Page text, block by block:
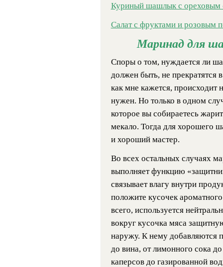
Куриный шашлык с ореховым
Салат с фруктами и розовым
Маринад для
Споры о том, нуждается ли
должен быть, не прекратятся
как мне кажется, происходит
нужен. Но только в одном
которое вы собираетесь
мекало. Тогда для хорошего
и хороший мастер.
Во всех остальных случаях
выполняет функцию
связывает влагу внутри
положите кусочек
всего, используется
вокруг кусочка мяса
наружу. К нему добавляются
до вина, от лимонного сока
каперсов до газированной